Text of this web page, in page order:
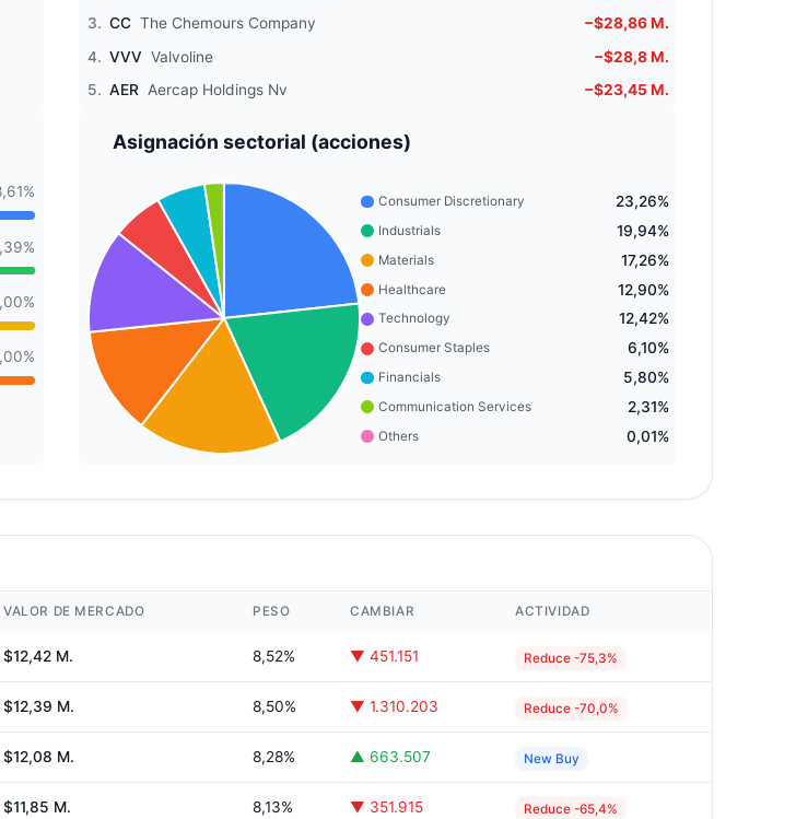
3. CC The Chemours Company
−$28,86 M.
4. VVV Valvoline
−$28,8 M.
5. AER Aercap Holdings Nv −$23,45 M.
Asignación sectorial (acciones)
Consumer Discretionary 23,26%
Industrials 19,94%
Materials 17,26%
Healthcare 12,90%
Technology 12,42%
Consumer Staples 6,10%
Financials 5,80%
Communication Services 2,31%
Others 0,01%
VALOR DE MERCADO PESO CAMBIAR ACTIVIDAD
$12,42 M. 8,52% ▼ 451.151 Reduce -75,3%
$12,39 M. 8,50% ▼ 1.310.203 Reduce -70,0%
$12,08 M. 8,28% ▲ 663.507 New Buy
$11,85 M. 8,13% ▼ 351.915 Reduce -65,4%